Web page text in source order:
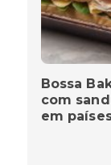
Bossa
com
em